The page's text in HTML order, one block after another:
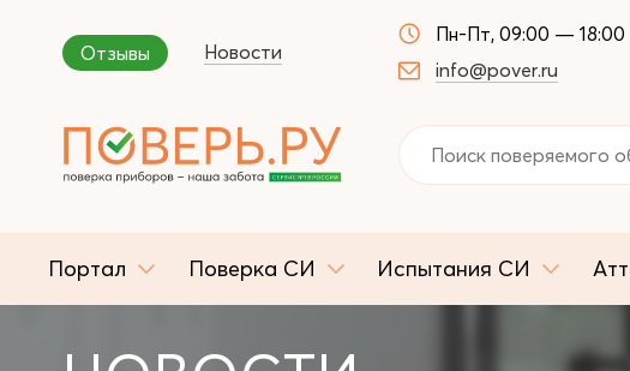
Отзывы Новости
Пн-Пт, 09:00 — 18:00
info@pover.ru
Портал Поверка СИ Испытания СИ